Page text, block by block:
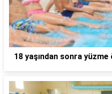
18 yaşından sonra